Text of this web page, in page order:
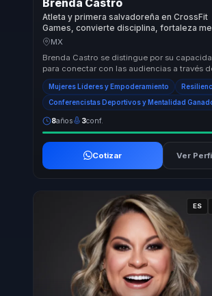
Brenda Castro
Atleta y primera salvadoreña en CrossFit
Games, convierte disciplina, fortaleza
y liderazgo femenino en foco para
MX
Brenda Castro se distingue por su
para conectar con las audiencias a través de
historia personal de superación y éxito en
Mujeres Líderes y Empoderamiento
Conferencistas Deportivos y Mentalidad
8años 3conf.
Cotizar Ver
ES